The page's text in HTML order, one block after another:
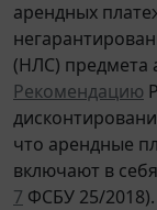
арендных
(НЛС) предмета
Рекомендацию
что арендные
включают в
7 ФСБУ 25/2018).